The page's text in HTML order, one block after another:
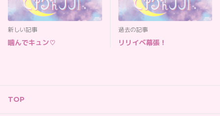
新しい記事
噛んでキュン♡
過去の記事
リリイベ幕張！
TOP